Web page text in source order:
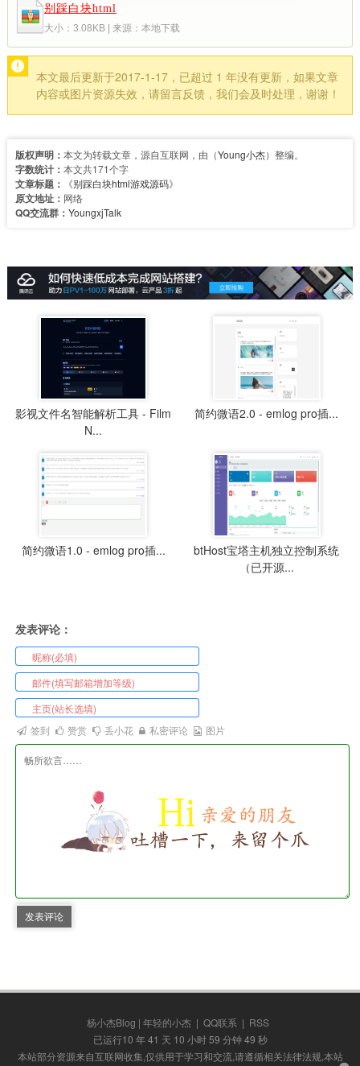
别踩白块html
大小：3.08KB | 来源：本地下载
本文最后更新于2017-1-17，已超过 1 年没有更新，如果文章
内容或图片资源失效，请留言反馈，我们会及时处理，谢谢！
版权声明： 本文为转载文章，源自互联网，由（Young小杰）整编。
字数统计： 本文共171个字
文章标题： 《别踩白块html游戏源码》
原文地址： 网络
QQ交流群： YoungxjTalk
影视文件名智能解析工具 - Film
N...
简约微语2.0 - emlog pro插...
简约微语1.0 - emlog pro插...
btHost宝塔主机独立控制系统
（已开源...
发表评论：
签到 赞赏 丢小花 私密评论 图片
发表评论
杨小杰Blog | 年轻的小杰 | QQ联系 | RSS
已运行10 年 41 天 10 小时 59 分钟 50 秒
本站部分资源来自互联网收集,仅供用于学习和交流,请遵循相关法律法规,本站